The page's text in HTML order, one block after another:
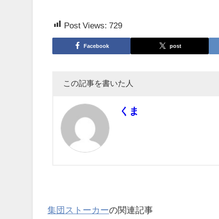
Post Views: 729
Facebook post
この記事を書いた人
くま
集団ストーカーの関連記事